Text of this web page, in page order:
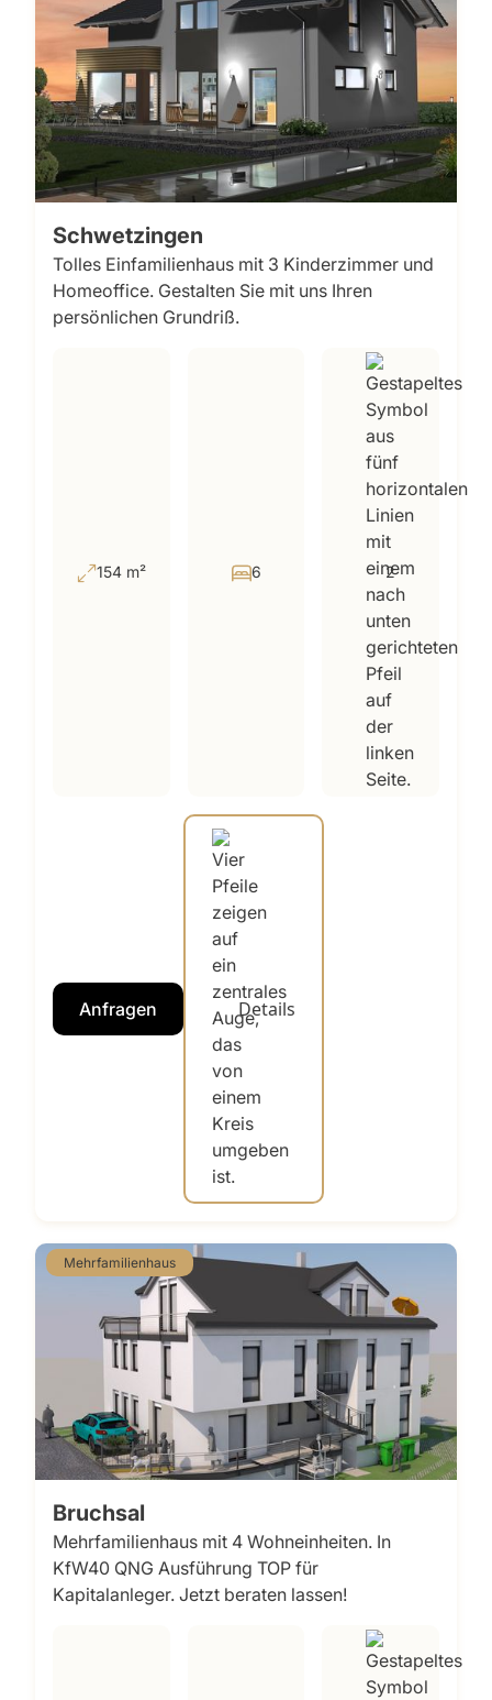
Schwetzingen
Tolles Einfamilienhaus mit 3 Kinderzimmer und
Homeoffice. Gestalten Sie mit uns Ihren
persönlichen Grundriß.
154 m² 6 2
Anfragen Details
Mehrfamilienhaus
Bruchsal
Mehrfamilienhaus mit 4 Wohneinheiten. In
KfW40 QNG Ausführung TOP für
Kapitalanleger. Jetzt beraten lassen!